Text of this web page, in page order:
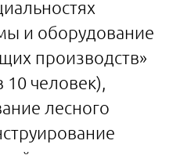
и оборудование
производств»
человек),
лесного